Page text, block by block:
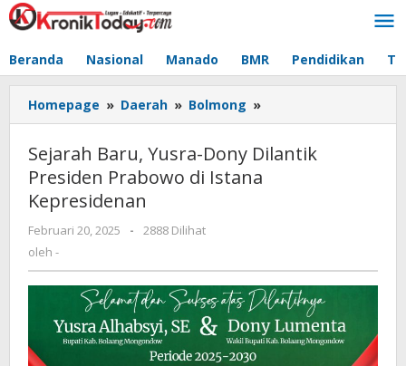
Lewati
ke
Beranda Nasional Manado BMR Pendidikan
Homepage » Daerah » Bolmong »
Baru,
Yusra-
Dony
Kepresidenan
Sejarah Baru, Yusra-Dony Dilantik
Presiden Prabowo di Istana
Kepresidenan
Februari 20, 2025
oleh
-
2888 Dilihat
oleh -